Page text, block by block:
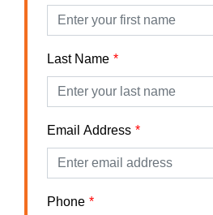
Last Name
Email Address
Phone